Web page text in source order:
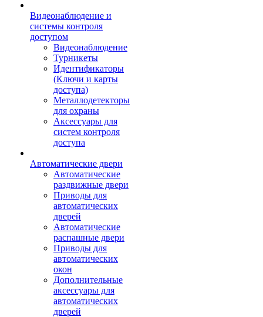
Видеонаблюдение и
системы контроля
доступом
Видеонаблюдение
Турникеты
Идентификаторы
(Ключи и карты
доступа)
Металлодетекторы
для охраны
Аксессуары для
систем контроля
доступа
Автоматические двери
Автоматические
раздвижные двери
Приводы для
автоматических
дверей
Автоматические
распашные двери
Приводы для
автоматических
окон
Дополнительные
аксессуары для
автоматических
дверей